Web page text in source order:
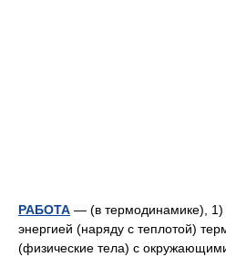
РАБОТА — (в термодинамике),
энергией (наряду с теплотой)
(физические тела) с